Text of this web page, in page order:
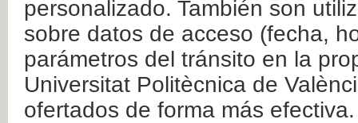
personalizado. También son
sobre datos de acceso (fecha,
parámetros del tránsito en la
Universitat Politècnica de
ofertados de forma más efectiva.